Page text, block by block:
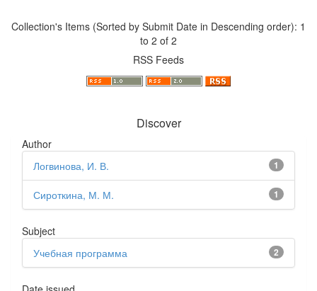
Collection's Items (Sorted by Submit Date in Descending order): 1
to 2 of 2
RSS Feeds
Discover
Author
1
Логвинова, И. В.
1
Сироткина, М. М.
Subject
2
Учебная программа